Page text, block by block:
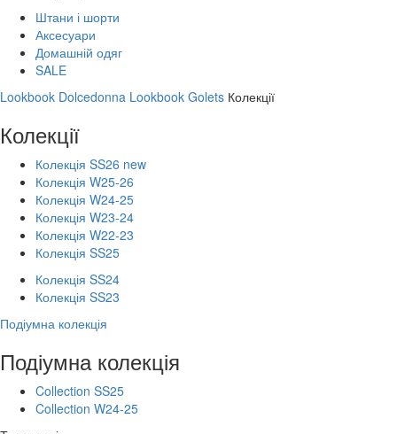
Штани і шорти
Аксесуари
Домашній одяг
SALE
Lookbook Dolcedonna Lookbook Golets Колекції
Колекції
Колекція SS26 new
Колекція W25-26
Колекція W24-25
Колекція W23-24
Колекція W22-23
Колекція SS25
Колекція SS24
Колекція SS23
Подіумна колекція
Подіумна колекція
Collection SS25
Collection W24-25